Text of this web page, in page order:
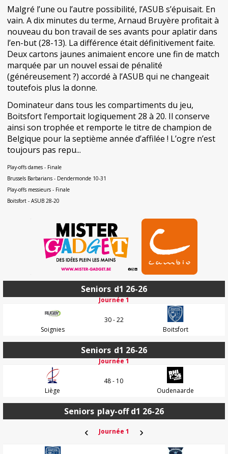
Malgré l’une ou l’autre possibilité, l’ASUB s’épuisait. En
vain. A dix minutes du terme, Arnaud Bruyère profitait à
nouveau du bon travail de ses avants pour aplatir dans
l’en-but (28-13). La différence était définitivement faite.
Deux cartons jaunes animaient encore une fin de match
marquée par un nouvel essai de pénalité
(généreusement ?) accordé à l’ASUB qui ne changeait
toutefois plus la donne.
Dominateur dans tous les compartiments du jeu,
Boitsfort l’emportait logiquement 28 à 20. Il conserve
ainsi son trophée et remporte le titre de champion de
Belgique pour la septième année d’affilée ! L’ogre n’est
toujours pas repu...
Play-offs dames - Finale
Brussels Barbarians - Dendermonde 10-31
Play-offs messieurs - Finale
Boitsfort - ASUB 28-20
Seniors d1 26-26
Journée 1
Soignies
30 - 22
Boitsfort
Seniors d1 26-26
Journée 1
Liège
48 - 10
Oudenaarde
Seniors play-off d1 26-26
‹ Journée 1 ›